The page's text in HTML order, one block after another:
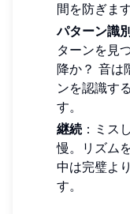
間を防ぎます
パターン識別
ターンを見
降か？ 音は
ンを認識す
す。
継続 ：ミス
慢。リズム
中は完璧よ
す。